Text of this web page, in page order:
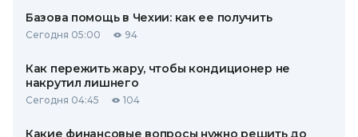
Базова помощь в Чехии: как ее получить
Сегодня 05:00 94
Как пережить жару, чтобы кондиционер не
накрутил лишнего
Сегодня 04:45 104
Какие финансовые вопросы нужно решить до